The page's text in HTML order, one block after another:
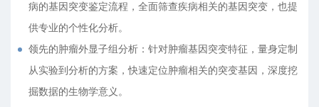
病的基因突变鉴定流程，全面筛查疾病相关的基因突变，也提
供专业的个性化分析。
领先的肿瘤外显子组分析：针对肿瘤基因突变特征，量身定制
从实验到分析的方案，快速定位肿瘤相关的突变基因，深度挖
掘数据的生物学意义。